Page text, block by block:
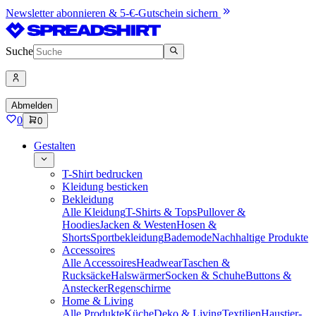
Newsletter abonnieren & 5-€-Gutschein sichern
Suche
Abmelden
0 0
Gestalten
T-Shirt bedrucken
Kleidung besticken
Bekleidung
Alle KleidungT-Shirts & TopsPullover &
HoodiesJacken & WestenHosen &
ShortsSportbekleidungBademodeNachhaltige Produkte
Accessoires
Alle AccessoiresHeadwearTaschen &
RucksäckeHalswärmerSocken & SchuheButtons &
AnsteckerRegenschirme
Home & Living